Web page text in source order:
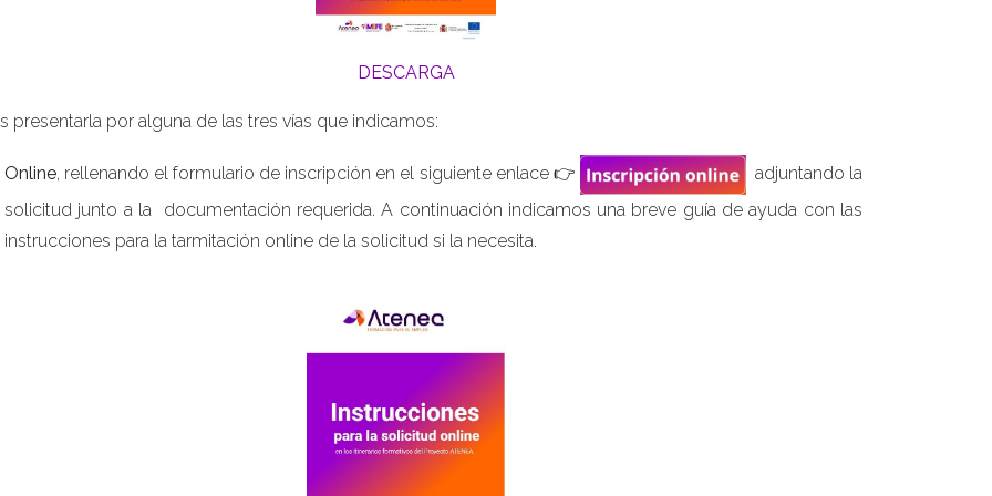
DESCARGA
presentarla por alguna de las tres vías que indicamos:
Online, rellenando el formulario de inscripción en el siguiente enlace 👉
adjuntando la
solicitud junto a la documentación requerida. A continuación indicamos una breve guía de ayuda con las
instrucciones para la tarmitación online de la solicitud si la necesita.